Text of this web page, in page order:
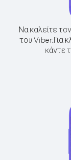
Να καλείτε
του Viber.Για
κάντε